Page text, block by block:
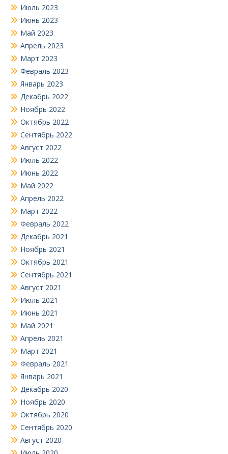
Июль 2023
Июнь 2023
Май 2023
Апрель 2023
Март 2023
Февраль 2023
Январь 2023
Декабрь 2022
Ноябрь 2022
Октябрь 2022
Сентябрь 2022
Август 2022
Июль 2022
Июнь 2022
Май 2022
Апрель 2022
Март 2022
Февраль 2022
Декабрь 2021
Ноябрь 2021
Октябрь 2021
Сентябрь 2021
Август 2021
Июль 2021
Июнь 2021
Май 2021
Апрель 2021
Март 2021
Февраль 2021
Январь 2021
Декабрь 2020
Ноябрь 2020
Октябрь 2020
Сентябрь 2020
Август 2020